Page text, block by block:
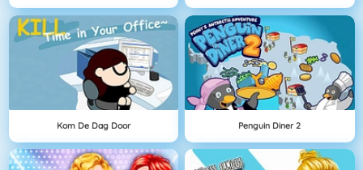
Kom De Dag Door Penguin Diner 2